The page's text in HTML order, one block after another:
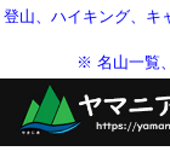
登山、ハイキング、キ
※ 名山一覧